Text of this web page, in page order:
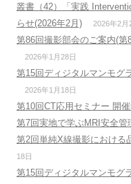
叢書（42）「実践
らせ(2026年2月)
2026年2月
第86回撮影部会のご案内(
2026年1月28日
第15回ディジタルマンモグ
2026年1月18日
第10回CT応用セミナー 開
第7回実地で学ぶMRI安全
第2回単純X線撮影におけ
18日
第15回ディジタルマンモグ